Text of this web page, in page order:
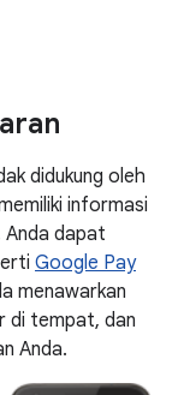
didukung oleh
informasi
Anda dapat
Google Pay
menawarkan
di tempat, dan
Anda.